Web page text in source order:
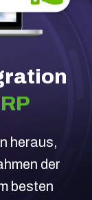
heraus,
der
besten